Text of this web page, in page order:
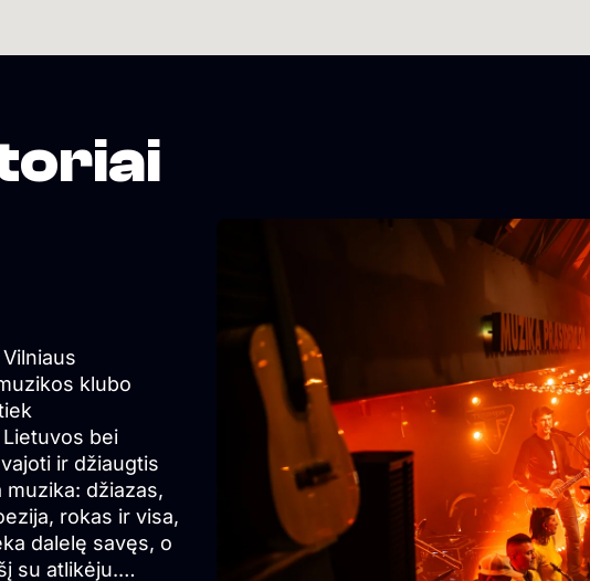
klubo
bei
ir džiaugtis
džiazas,
rokas ir visa,
dalelę savęs, o
su atlikėju.